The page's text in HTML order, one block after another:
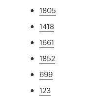
1805
1418
1661
1852
699
123